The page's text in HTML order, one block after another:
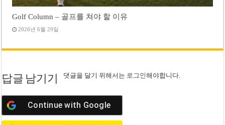
Golf Column – 골프를 쳐야 할 이유
2026년 6월 29일
답글 남기기 댓글을 달기 위해서는 로그인해야합니다.
Continue with Google